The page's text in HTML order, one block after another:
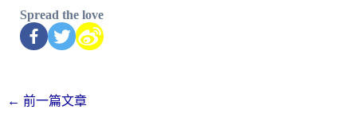
Spread the love
← 前一篇文章